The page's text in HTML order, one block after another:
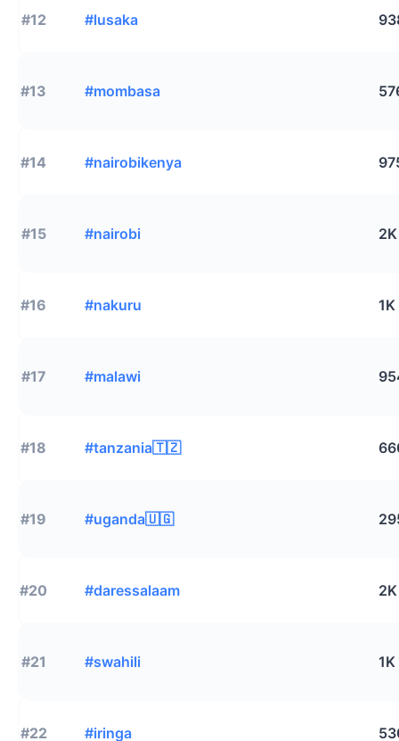
#12 #lusaka
#13 #mombasa
#14 #nairobikenya
#15 #nairobi 2K
#16 #nakuru 1K
#17 #malawi
#18 #tanzania🇹🇿
#19 #uganda🇺🇬
#20 #daressalaam 2K
#21 #swahili 1K
#22 #iringa